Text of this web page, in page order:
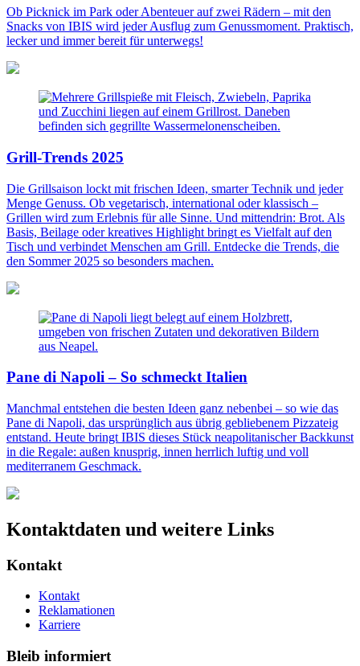
Ob Picknick im Park oder Abenteuer auf zwei Rädern – mit den
Snacks von IBIS wird jeder Ausflug zum Genussmoment. Praktisch,
lecker und immer bereit für unterwegs!
Grill-Trends 2025
Die Grillsaison lockt mit frischen Ideen, smarter Technik und jeder
Menge Genuss. Ob vegetarisch, international oder klassisch –
Grillen wird zum Erlebnis für alle Sinne. Und mittendrin: Brot. Als
Basis, Beilage oder kreatives Highlight bringt es Vielfalt auf den
Tisch und verbindet Menschen am Grill. Entdecke die Trends, die
den Sommer 2025 so besonders machen.
Pane di Napoli – So schmeckt Italien
Manchmal entstehen die besten Ideen ganz nebenbei – so wie das
Pane di Napoli, das ursprünglich aus übrig gebliebenem Pizzateig
entstand. Heute bringt IBIS dieses Stück neapolitanischer Backkunst
in die Regale: außen knusprig, innen herrlich luftig und voll
mediterranem Geschmack.
Kontaktdaten und weitere Links
Kontakt
Kontakt
Reklamationen
Karriere
Bleib informiert